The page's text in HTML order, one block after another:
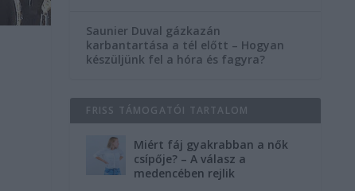
Saunier Duval gázkazán
karbantartása a tél előtt – Hogyan
készüljünk fel a hóra és fagyra?
FRISS TÁMOGATÓI TARTALOM
Miért fáj gyakrabban a nők
csípője? – A válasz a
medencében rejlik